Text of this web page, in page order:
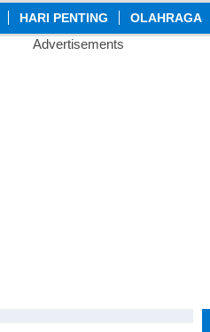
HARI PENTING OLAHRAGA
Advertisements